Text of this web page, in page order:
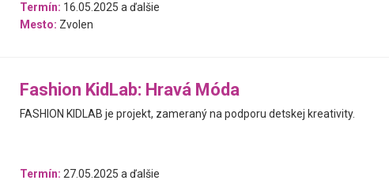
Termín: 16.05.2025 a ďalšie
Mesto: Zvolen
Fashion KidLab: Hravá Móda
FASHION KIDLAB je projekt, zameraný na podporu detskej kreativity.
Termín: 27.05.2025 a ďalšie